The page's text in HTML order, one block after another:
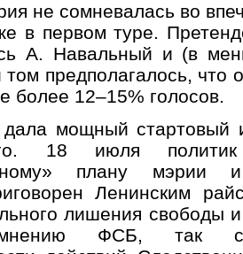
не сомневалась во
в первом туре.
А. Навальный и (в
предполагалось, что
более 12–15% голосов.
дала мощный стартовый
18 июля
плану мэрии
Ленинским
лишения свободы
ФСБ, так